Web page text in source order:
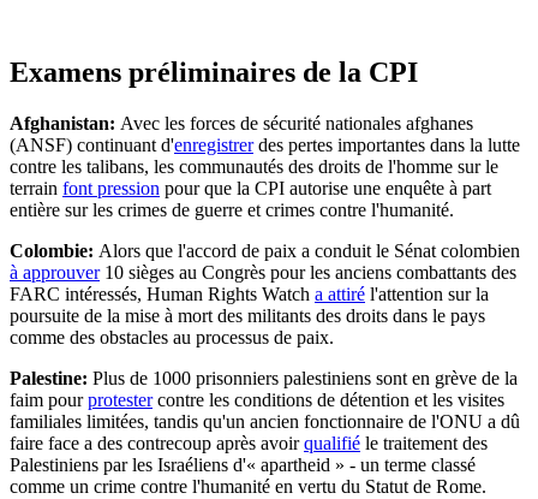
Examens préliminaires de la CPI
Afghanistan: Avec les forces de sécurité nationales afghanes
(ANSF) continuant d'enregistrerdes pertes importantes dans la lutte
contre les talibans, les communautés des droits de l'homme sur le
terrain font pression pour que la CPI autorise une enquête à part
entière sur les crimes de guerre et crimes contre l'humanité.
Colombie: Alors que l'accord de paix a conduit le Sénat colombien
à approuver10 sièges au Congrès pour les anciens combattants des
FARC intéressés, Human Rights Watch a attiré l'attention sur la
poursuite de la mise à mort des militants des droits dans le pays
comme des obstacles au processus de paix.
Palestine: Plus de 1000 prisonniers palestiniens sont en grève de la
faim pourprotestercontre les conditions de détention et les visites
familiales limitées, tandis qu'un ancien fonctionnaire de l'ONU a dû
faire face a des contrecoup après avoirqualifié le traitement des
Palestiniens par les Israéliens d'« apartheid » - un terme classé
comme un crime contre l'humanité en vertu du Statut de Rome.